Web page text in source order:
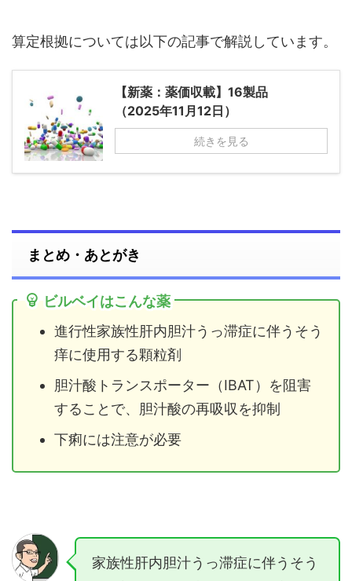
算定根拠については以下の記事で解説しています。
【新薬：薬価収載】16製品
（2025年11月12日）
続きを見る
まとめ・あとがき
ビルベイはこんな薬
進行性家族性肝内胆汁うっ滞症に伴うそう
痒に使用する顆粒剤
胆汁酸トランスポーター（IBAT）を阻害
することで、胆汁酸の再吸収を抑制
下痢には注意が必要
家族性肝内胆汁うっ滞症に伴うそう